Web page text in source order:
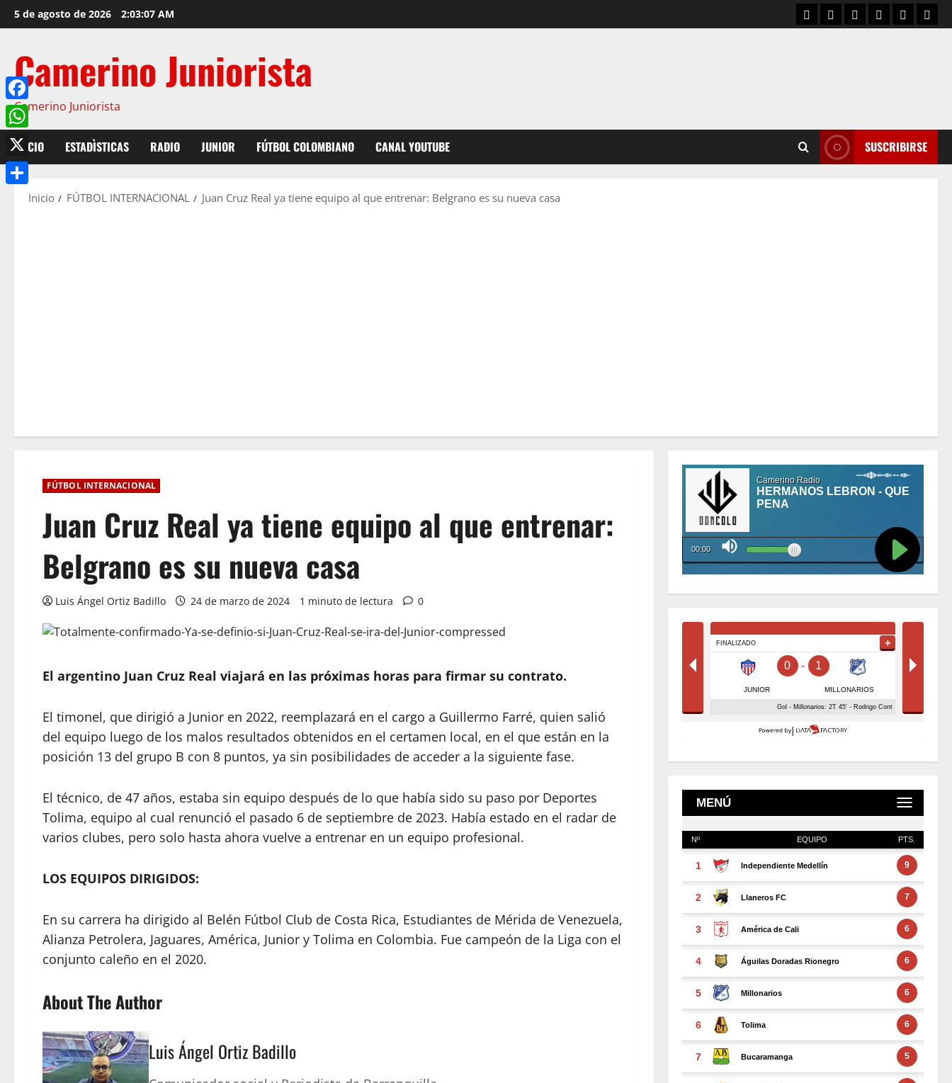
5 de agosto de 2026 2:03:08 AM
Camerino Juniorista
Camerino Juniorista
INICIO ESTADÌSTICAS RADIO JUNIOR FÚTBOL COLOMBIANO CANAL YOUTUBE SUSCRIBIRSE
Inicio FÚTBOL INTERNACIONAL Juan Cruz Real ya tiene equipo al que entrenar: Belgrano es su nueva casa
FÚTBOL INTERNACIONAL
Juan Cruz Real ya tiene equipo al que entrenar:
Belgrano es su nueva casa
Luis Ángel Ortiz Badillo 24 de marzo de 2024 1 minuto de lectura 0
El argentino Juan Cruz Real viajará en las próximas horas para firmar su contrato.
El timonel, que dirigió a Junior en 2022, reemplazará en el cargo a Guillermo Farré, quien salió
del equipo luego de los malos resultados obtenidos en el certamen local, en el que están en la
posición 13 del grupo B con 8 puntos, ya sin posibilidades de acceder a la siguiente fase.
El técnico, de 47 años, estaba sin equipo después de lo que había sido su paso por Deportes
Tolima, equipo al cual renunció el pasado 6 de septiembre de 2023. Había estado en el radar de
varios clubes, pero solo hasta ahora vuelve a entrenar en un equipo profesional.
LOS EQUIPOS DIRIGIDOS:
En su carrera ha dirigido al Belén Fútbol Club de Costa Rica, Estudiantes de Mérida de Venezuela,
Alianza Petrolera, Jaguares, América, Junior y Tolima en Colombia. Fue campeón de la Liga con el
conjunto caleño en el 2020.
About The Author
Luis Ángel Ortiz Badillo
Facebook
WhatsApp
X
Compartir